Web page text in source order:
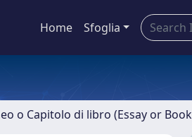
Home Sfoglia
o Capitolo di libro (Essay or